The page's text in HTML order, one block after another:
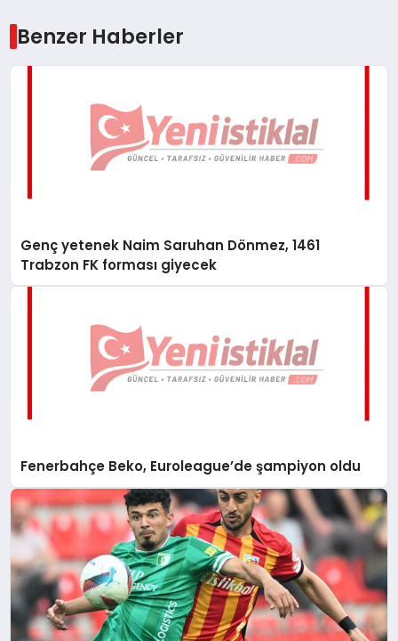
Benzer Haberler
Genç yetenek Naim Saruhan Dönmez, 1461
Trabzon FK forması giyecek
Fenerbahçe Beko, Euroleague’de şampiyon oldu